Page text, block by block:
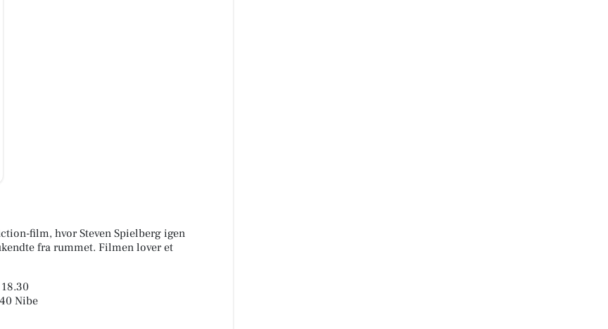
film, hvor Steven Spielberg igen
fra rummet. Filmen lover et
Nibe